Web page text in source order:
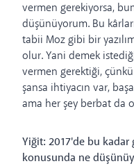
vermen gerekiyorsa,
düşünüyorum. Bu
tabii Moz gibi bir
olur. Yani demek
vermen gerektiği,
şansa ihtiyacın var,
ama her şey berbat da
Yiğit: 2017'de bu
konusunda ne